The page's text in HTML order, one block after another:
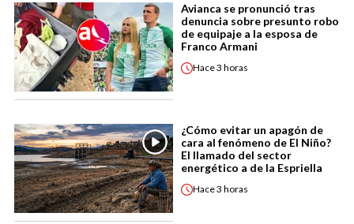
Avianca se pronunció tras
denuncia sobre presunto robo
de equipaje a la esposa de
Franco Armani
Hace3 horas
¿Cómo evitar un apagón de
cara al fenómeno de El Niño?
El llamado del sector
energético a de la Espriella
Hace3 horas